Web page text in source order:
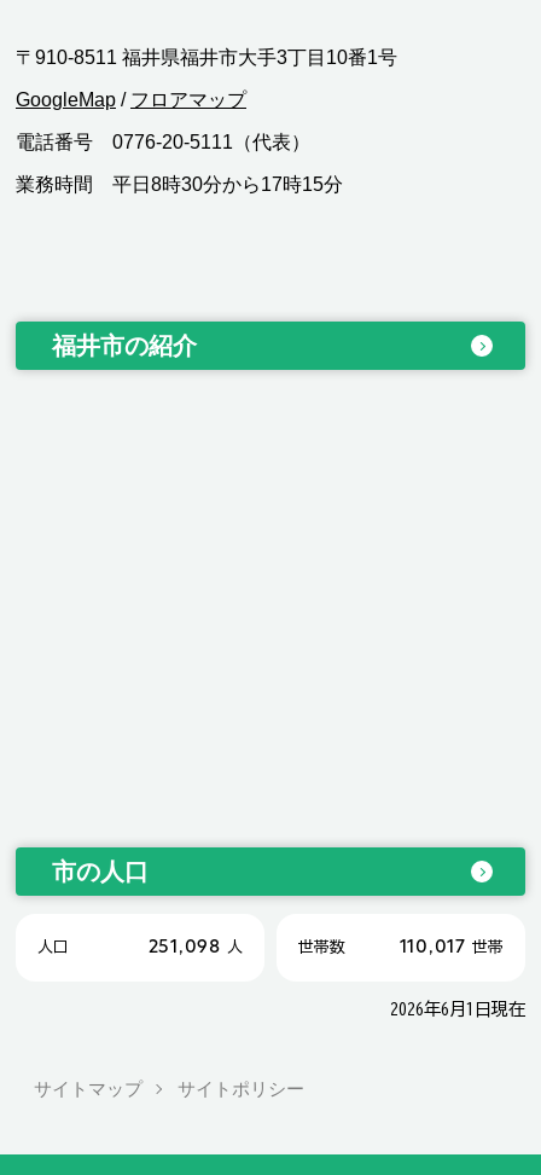
〒910-8511 福井県福井市大手3丁目10番1号
GoogleMap / フロアマップ
電話番号 0776-20-5111（代表）
業務時間 平日8時30分から17時15分
福井市の紹介
市の人口
人口 251,098 人 世帯数 110,017 世帯
2026年6月1日現在
サイトマップ サイトポリシー